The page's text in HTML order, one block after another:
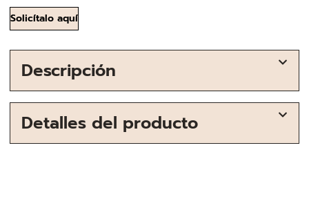
Solicítalo aquí
Descripción
Detalles del producto